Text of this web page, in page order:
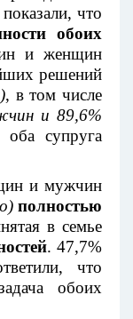
что
обоих
и женщин
решений
, в том числе
и 89,6%
оба супруга
и мужчин
полностью
в семье
. 47,7%
что
обоих